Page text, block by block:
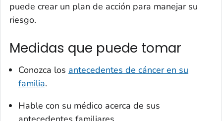
puede crear un plan de acción para manejar su
riesgo.
Medidas que puede tomar
Conozca los antecedentes de cáncer en su
familia.
Hable con su médico acerca de sus